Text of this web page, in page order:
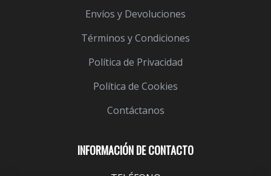
INFORMACIÓN DE CONTACTO
Envíos y Devoluciones
Términos y Condiciones
Política de Privacidad
Política de Cookies
Contáctanos